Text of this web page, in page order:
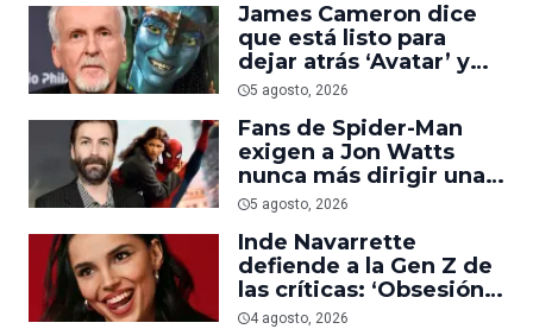
James Cameron dice
que está listo para
dejar atrás ‘Avatar’ y
trabajar en ‘el último
5 agosto, 2026
Fans de Spider-Man
exigen a Jon Watts
nunca más dirigir una
película del personaje
5 agosto, 2026
Inde Navarrette
defiende a la Gen Z de
las críticas: ‘Obsesión
es prueba de que los
4 agosto, 2026